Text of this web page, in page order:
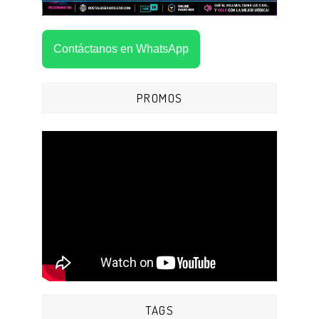
Contáctanos en WhatsApp
PROMOS
TAGS